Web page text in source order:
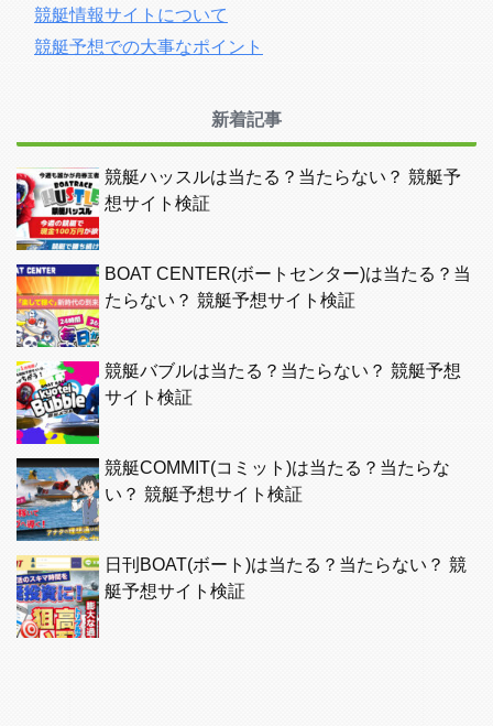
競艇情報サイトについて
競艇予想での大事なポイント
新着記事
競艇ハッスルは当たる？当たらない？ 競艇予
想サイト検証
BOAT CENTER(ボートセンター)は当たる？当
たらない？ 競艇予想サイト検証
競艇バブルは当たる？当たらない？ 競艇予想
サイト検証
競艇COMMIT(コミット)は当たる？当たらな
い？ 競艇予想サイト検証
日刊BOAT(ボート)は当たる？当たらない？ 競
艇予想サイト検証